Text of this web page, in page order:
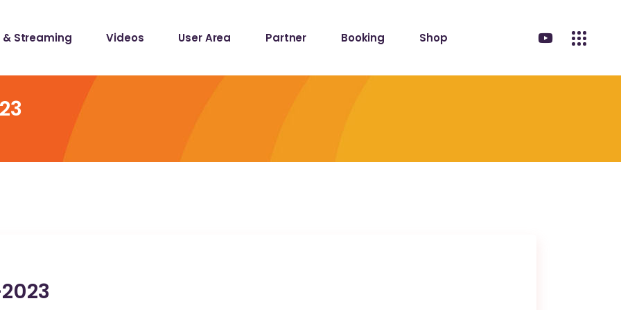
& Streaming Videos User Area Partner Booking Shop